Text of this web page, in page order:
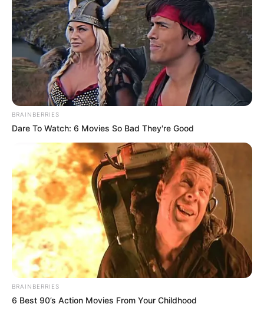
BRAINBERRIES
Dare To Watch: 6 Movies So Bad They're Good
BRAINBERRIES
6 Best 90’s Action Movies From Your Childhood